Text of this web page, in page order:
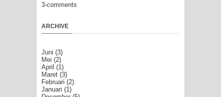
3-comments
ARCHIVE
Juni (3)
Mei (2)
April (1)
Maret (3)
Februari (2)
Januari (1)